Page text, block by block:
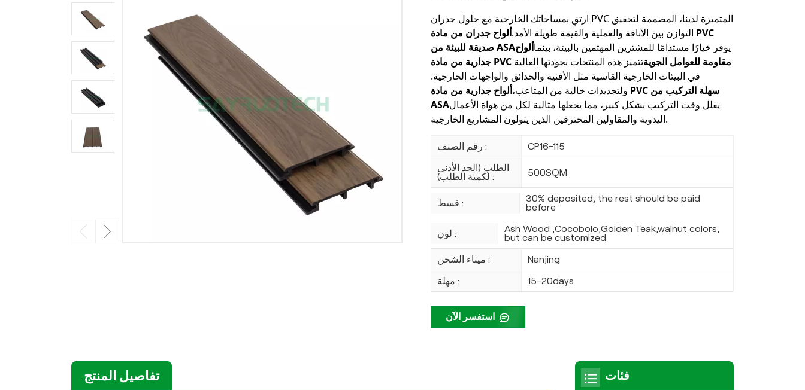
ارتقِ بمساحاتك الخارجية مع حلول جدران PVC المتميزة لدينا، المصممة لتحقيق
التوازن بين الأناقة والعملية والقيمة طويلة الأمد.ألواح جدران من مادة PVC
صديقة للبيئة من ASA
يوفر خيارًا مستدامًا للمشترين المهتمين بالبيئة، بينماألواح
جدارية من مادة PVC مقاومة للعوامل الجويةتتميز هذه المنتجات بجودتها العالية
في البيئات الخارجية القاسية مثل الأفنية والحدائق والواجهات الخارجية.
ولتجديدات خالية من المتاعب،ألواح جدارية من مادة PVC سهلة التركيب من
ASAيقلل وقت التركيب بشكل كبير، مما يجعلها مثالية لكل من هواة الأعمال
اليدوية والمقاولين المحترفين الذين يتولون المشاريع الخارجية.
رقم الصنف : CP16-115
الطلب (الحد الأدنى
لكمية الطلب) :
500SQM
قسط :
30% deposited, the rest should be paid
before
لون :
Ash Wood ,Cocobolo,Golden Teak,walnut colors,
but can be customized
ميناء الشحن : Nanjing
مهلة : 15-20days
استفسر الآن
تفاصيل المنتج فئات